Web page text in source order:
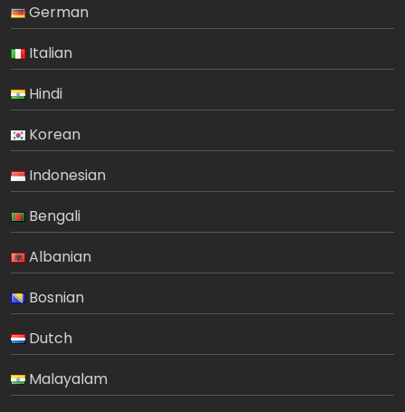
German
Italian
Hindi
Korean
Indonesian
Bengali
Albanian
Bosnian
Dutch
Malayalam